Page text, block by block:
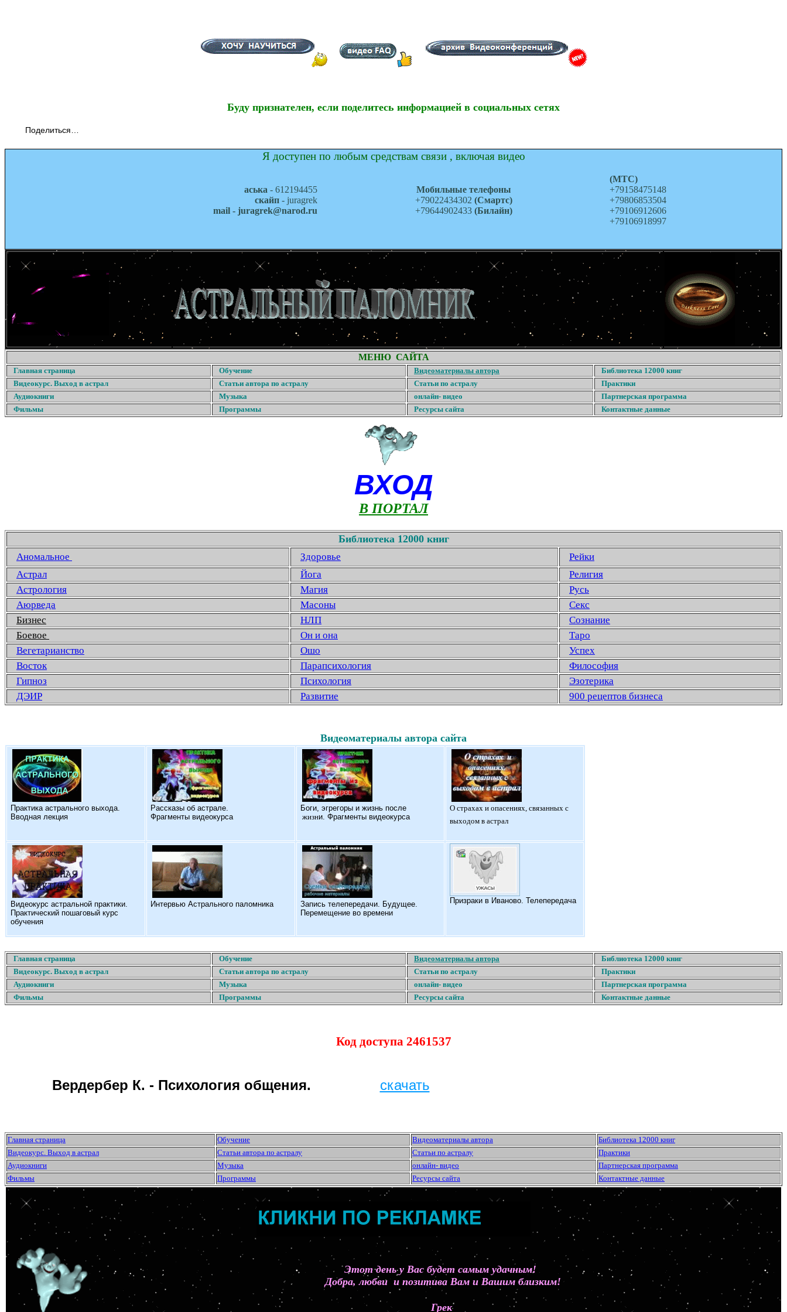
Буду признателен, если поделитесь информацией в социальных сетях
Поделиться…
Я доступен по любым средствам связи , включая видео
аська - 612194455
скайп - juragrek
mail - juragrek@narod.ru
Мобильные телефоны
+79022434302 (Смартс)
+79644902433(Билайн)
(МТС)
+79158475148
+79806853504
+79106912606
+79106918997
МЕНЮ САЙТА
Главная страница Обучение Видеоматериалы автора
Библиотека 12000 книг
Видеокурс. Выход в астрал
Статьи автора по астралу Статьи по астралу
Практики
Аудиокниги
Музыка онлайн- видео
Партнерская программа
Фильмы
Программы Ресурсы сайта Контактные данные
ВХОД
В ПОРТАЛ
Библиотека 12000 книг
Аномальное Здоровье
Рейки
Астрал
Йога
Религия
Астрология
Магия
Русь
Аюрведа
Масоны
Секс
Бизнес
НЛП
Сознание
Боевое
Он и она
Таро
Вегетарианство
Ошо
Успех
Восток
Парапсихология
Философия
Гипноз
Психология
Эзотерика
ДЭИР
Развитие 900 рецептов бизнеса
Видеоматериалы автора сайта
Практика астрального выхода.
Вводная лекция
Рассказы об астрале.
Фрагменты видеокурса
Боги, эгрегоры и жизнь после
жизни. Фрагменты видеокурса
О страхах и опасениях, связанных с
выходом в астрал
Видеокурс астральной практики.
Практический пошаговый курс
обучения
Интервью Астрального паломника
Запись телепередачи. Будущее.
Перемещение во времени
Призраки в Иваново. Телепередача
Главная страница Обучение Видеоматериалы автора
Библиотека 12000 книг
Видеокурс. Выход в астрал
Статьи автора по астралу Статьи по астралу
Практики
Аудиокниги
Музыка онлайн- видео
Партнерская программа
Фильмы
Программы Ресурсы сайта Контактные данные
Код доступа 2461537
Вердербер К. - Психология общения. скачать
Главная страница Обучение Видеоматериалы автора
Библиотека 12000 книг
Видеокурс. Выход в астрал
Статьи автора по астралу Статьи по астралу
Практики
Аудиокниги
Музыка онлайн- видео
Партнерская программа
Фильмы
Программы Ресурсы сайта Контактные данные
Этот день у Вас будет самым удачным!
Добра, любви и позитива Вам и Вашим близким!
Грек